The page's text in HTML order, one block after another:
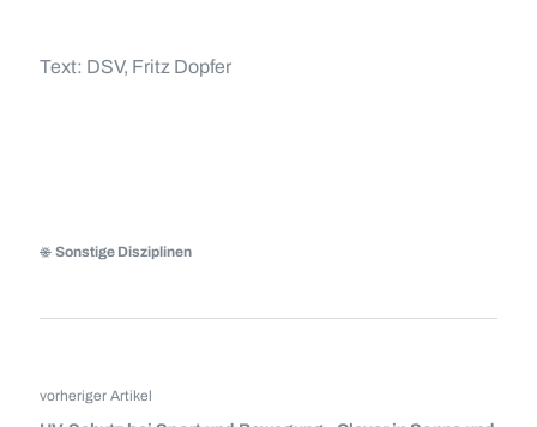
Text: DSV, Fritz Dopfer
Sonstige Disziplinen
vorheriger Artikel